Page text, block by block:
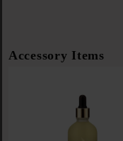
Produktgalerie
Accessory Items